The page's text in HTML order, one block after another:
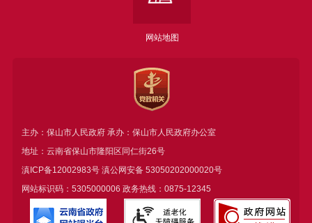
网站地图
主办：保山市人民政府 承办：保山市人民政府办公室
地址：云南省保山市隆阳区同仁街26号
滇ICP备12002983号滇公网安备 53050202000020号
网站标识码：5305000006 政务热线：0875-12345